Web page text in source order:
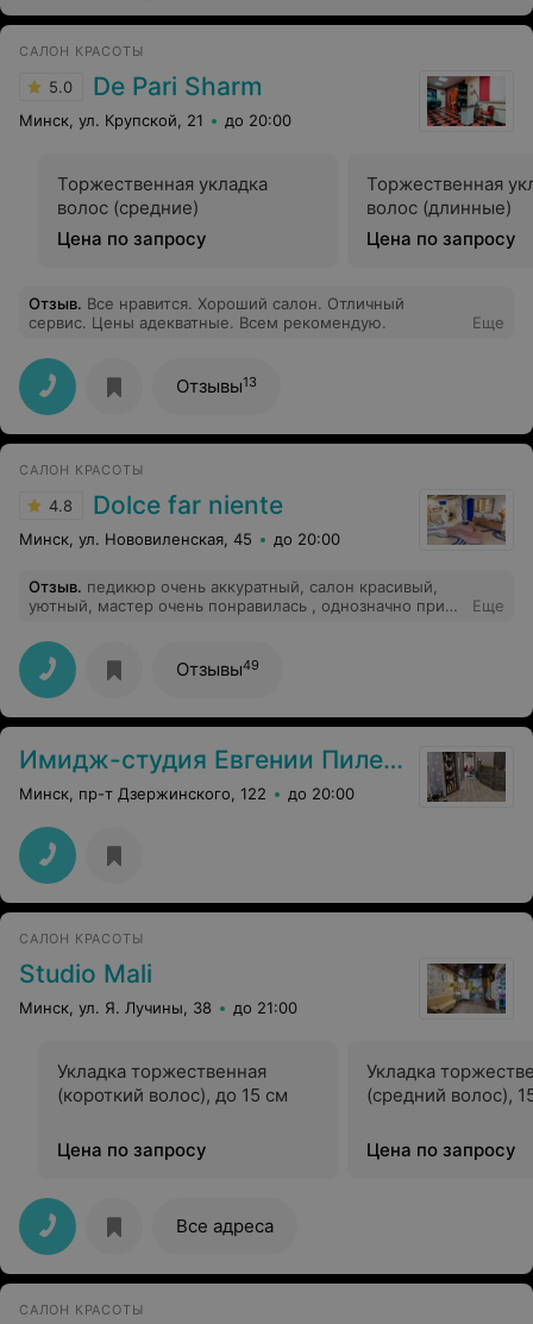
САЛОН КРАСОТЫ
5.0 De Pari Sharm
Минск, ул. Крупской, 21 до 20:00
Торжественная укладка
волос (средние)
Цена по запросу
Торжественная
волос (длинные)
Цена по запросу
Отзыв. Все нравится. Хороший салон. Отличный
сервис. Цены адекватные. Всем рекомендую.
Еще
Отзывы13
САЛОН КРАСОТЫ
4.8 Dolce far niente
Минск, ул. Нововиленская, 45 до 20:00
Отзыв. педикюр очень аккуратный, салон красивый,
уютный, мастер очень понравилась , однозначно приду
Еще
Отзывы49
Имидж-студия Евгении Пилеко
Минск, пр-т Дзержинского, 122 до 20:00
САЛОН КРАСОТЫ
Studio Mali
Минск, ул. Я. Лучины, 38 до 21:00
Укладка торжественная
(короткий волос), до 15 см
Цена по запросу
Укладка
(средний волос),
Цена по запросу
Все адреса
САЛОН КРАСОТЫ